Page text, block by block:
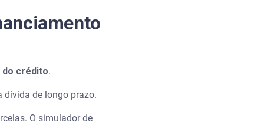
crédito.
dívida de longo prazo.
O simulador de